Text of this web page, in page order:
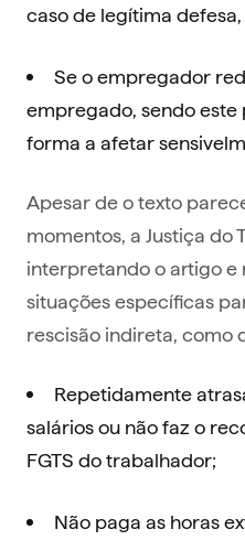
caso de legítima
Se o empregador
empregado, sendo
forma a afetar
Apesar de o texto
momentos, a Justiça do
interpretando o artigo
situações específicas
rescisão indireta, como
Repetidamente
salários ou não faz o
FGTS do trabalhador;
Não paga as horas